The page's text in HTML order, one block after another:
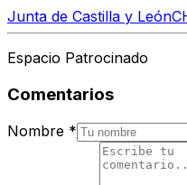
Junta de Castilla y León
Espacio Patrocinado
Comentarios
Nombre *